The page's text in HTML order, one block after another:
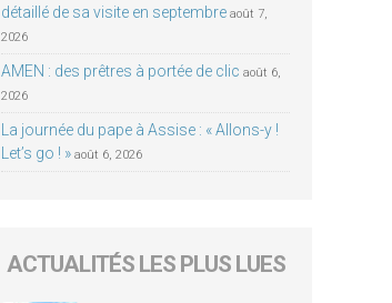
détaillé de sa visite en septembre août 7,
2026
AMEN : des prêtres à portée de clic août 6,
2026
La journée du pape à Assise : « Allons-y !
Let’s go ! » août 6, 2026
ACTUALITÉS LES PLUS LUES